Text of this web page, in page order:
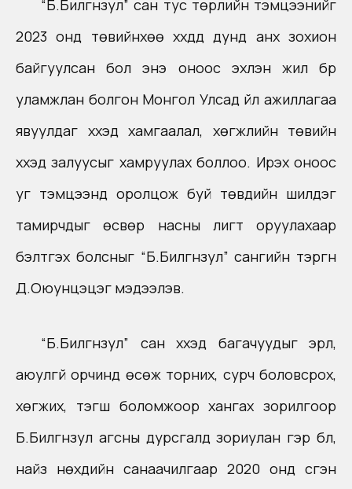
“Б.Билгүүнзул” сан тус төрлийн тэмцээнийг
2023 онд төвийнхөө хүүхдүүд дунд анх зохион
байгуулсан бол энэ оноос эхлэн жил бүр
уламжлан болгон Монгол Улсад үйл ажиллагаа
явуулдаг хүүхэд хамгаалал, хөгжлийн төвийн
хүүхэд залуусыг хамруулах боллоо. Ирэх оноос
уг тэмцээнд оролцож буй төвүүдийн шилдэг
тамирчдыг өсвөр насны лигт оруулахаар
бэлтгэх болсныг “Б.Билгүүнзул” сангийн тэргүүн
Д.Оюунцэцэг мэдээлэв.
“Б.Билгүүнзул” сан хүүхэд багачуудыг эрүүл,
аюулгүй орчинд өсөж торних, сурч боловсрох,
хөгжих, тэгш боломжоор хангах зорилгоор
Б.Билгүүнзул агсны дурсгалд зориулан гэр бүл,
найз нөхдийн санаачилгаар 2020 онд үүсгэн